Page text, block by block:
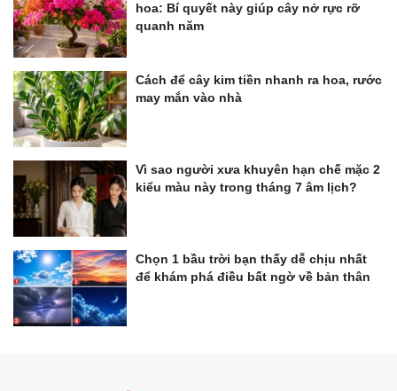
hoa: Bí quyết này giúp cây nở rực rỡ
quanh năm
Cách để cây kim tiền nhanh ra hoa, rước
may mắn vào nhà
Vì sao người xưa khuyên hạn chế mặc 2
kiểu màu này trong tháng 7 âm lịch?
Chọn 1 bầu trời bạn thấy dễ chịu nhất
để khám phá điều bất ngờ về bản thân